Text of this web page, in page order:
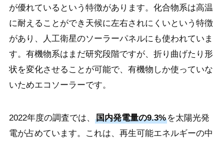
が優れているという特徴があります。化合物系は高温
に耐えることができ天候に左右されにくいという特徴
があり、人工衛星のソーラーパネルにも使われていま
す。有機物系はまだ研究段階ですが、折り曲げたり形
状を変化させることが可能で、有機物しか使っていな
いためエコソーラーです。
2022年度の調査では、 国内発電量の9.3%を太陽光発
電が占めています。これは、再生可能エネルギーの中